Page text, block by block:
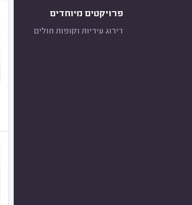
פרויקטים מיוחדים
דירוג עיריות וקופות חולים